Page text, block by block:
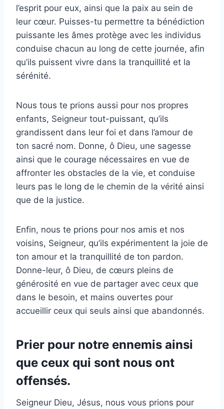
l’esprit pour eux, ainsi que la paix au sein de
leur cœur. Puisses-tu permettre ta bénédiction
puissante les âmes protège avec les individus
conduise chacun au long de cette journée, afin
qu’ils puissent vivre dans la tranquillité et la
sérénité.
Nous tous te prions aussi pour nos propres
enfants, Seigneur tout-puissant, qu’ils
grandissent dans leur foi et dans l’amour de
ton sacré nom. Donne, ô Dieu, une sagesse
ainsi que le courage nécessaires en vue de
affronter les obstacles de la vie, et conduise
leurs pas le long de le chemin de la vérité ainsi
que de la justice.
Enfin, nous te prions pour nos amis et nos
voisins, Seigneur, qu’ils expérimentent la joie de
ton amour et la tranquillité de ton pardon.
Donne-leur, ô Dieu, de cœurs pleins de
générosité en vue de partager avec ceux que
dans le besoin, et mains ouvertes pour
accueillir ceux qui seuls ainsi que abandonnés.
Prier pour notre ennemis ainsi
que ceux qui sont nous ont
offensés.
Seigneur Dieu, Jésus, nous vous prions pour